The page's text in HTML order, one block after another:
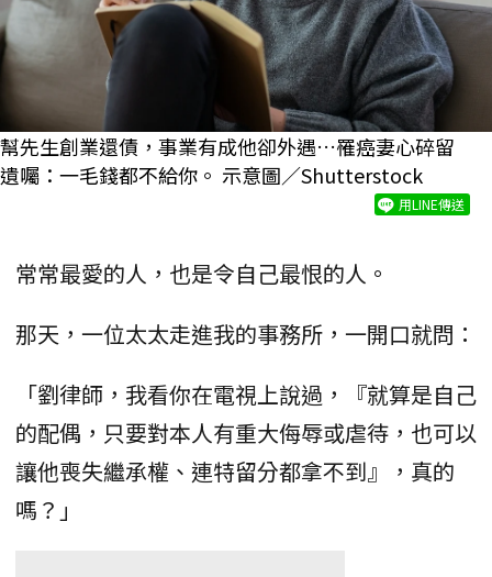
幫先生創業還債，事業有成他卻外遇…罹癌妻心碎留
遺囑：一毛錢都不給你。 示意圖／Shutterstock
用LINE傳送
常常最愛的人，也是令自己最恨的人。
那天，一位太太走進我的事務所，一開口就問：
「劉律師，我看你在電視上說過，『就算是自己
的配偶，只要對本人有重大侮辱或虐待，也可以
讓他喪失繼承權、連特留分都拿不到』，真的
嗎？」